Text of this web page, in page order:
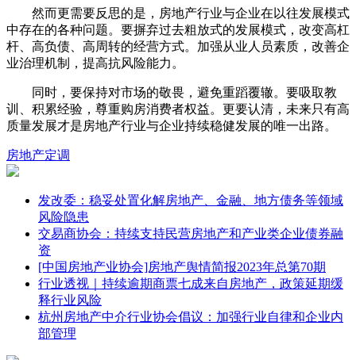
然而更需要反思的是，房地产行业与企业在以往发展模式
中存在的各种问题。要摒弃过去粗放式的发展模式，改变高杠
杆、高负债、高周转的经营方式。加强从业人员素质，改善企
业治理机制，提高抗风险能力。
同时，要保持对市场的敬畏，避免重蹈覆辙。要吸取教
训、积累经验，尊重购房消费者权益。更要认清，未来只有高
质量发展才是房地产行业与企业持续稳健发展的唯一出路。
房地产定调
发改委：稳妥处置化解房地产、金融、地方债务等领域
风险隐患
交易商协会：持续支持民营房地产和产业类企业债券融
资
[中国房地产业协会]房地产舆情简报2023年总第70期
行业透视｜持续逾期商票七成来自房地产，政策延期缓
释行业风险
杭州房地产中介行业协会倡议：加强行业自律和企业内
部管理